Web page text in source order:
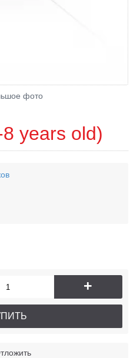
фото
years old)
+